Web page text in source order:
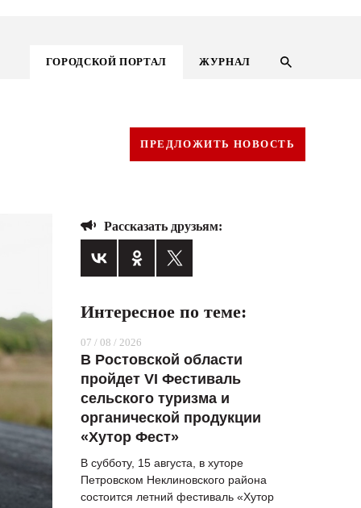
ГОРОДСКОЙ ПОРТАЛ ЖУРНАЛ
ГОРОДСКОЙ ПОРТАЛ
ВОПРОС НЕДЕЛИ
СТИЛЬ ЖИЗНИ
ХАЙП
ПРЕДЛОЖИТЬ НОВОСТЬ
Рассказать друзьям:
Интересное по теме:
07 / 08 / 2026
В Ростовской области
пройдет VI Фестиваль
сельского туризма и
органической продукции
«Хутор Фест»
В субботу, 15 августа, в хуторе
Петровском Неклиновского района
состоится летний фестиваль «Хутор